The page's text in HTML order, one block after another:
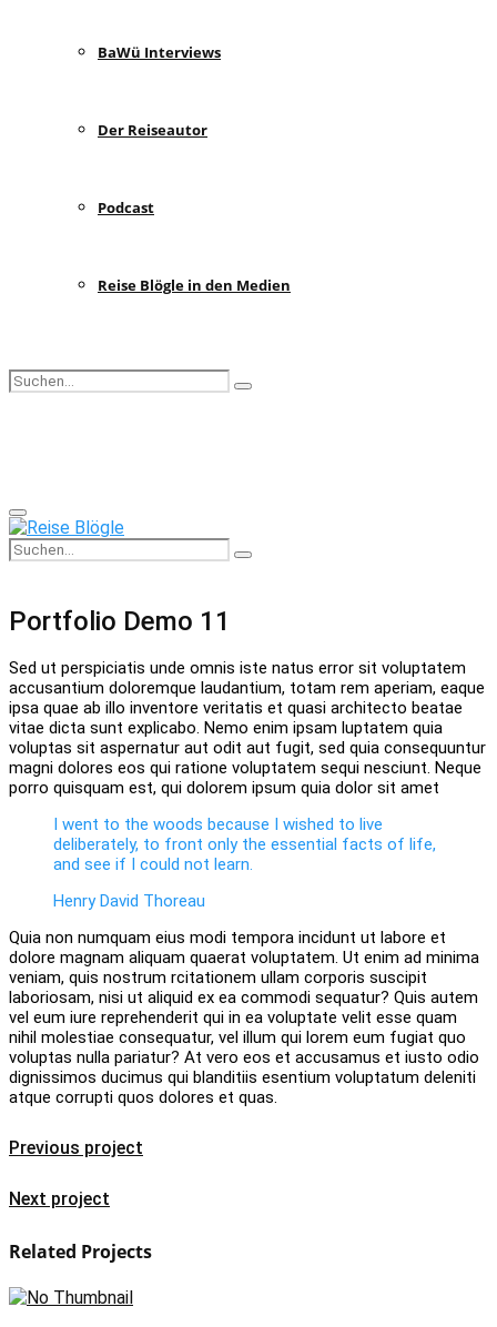
BaWü Interviews
Der Reiseautor
Podcast
Reise Blögle in den Medien
Search
Search
Primary
Menu
Search
for:
Search
Portfolio Demo 11
Sed ut perspiciatis unde omnis iste natus error sit voluptatem
accusantium doloremque laudantium, totam rem aperiam, eaque
ipsa quae ab illo inventore veritatis et quasi architecto beatae
vitae dicta sunt explicabo. Nemo enim ipsam luptatem quia
voluptas sit aspernatur aut odit aut fugit, sed quia consequuntur
magni dolores eos qui ratione voluptatem sequi nesciunt. Neque
porro quisquam est, qui dolorem ipsum quia dolor sit amet
I went to the woods because I wished to live
deliberately, to front only the essential facts of life,
and see if I could not learn.
Henry David Thoreau
Quia non numquam eius modi tempora incidunt ut labore et
dolore magnam aliquam quaerat voluptatem. Ut enim ad minima
veniam, quis nostrum rcitationem ullam corporis suscipit
laboriosam, nisi ut aliquid ex ea commodi sequatur? Quis autem
vel eum iure reprehenderit qui in ea voluptate velit esse quam
nihil molestiae consequatur, vel illum qui lorem eum fugiat quo
voluptas nulla pariatur? At vero eos et accusamus et iusto odio
dignissimos ducimus qui blanditiis esentium voluptatum deleniti
atque corrupti quos dolores et quas.
Previous project
Next project
Related Projects